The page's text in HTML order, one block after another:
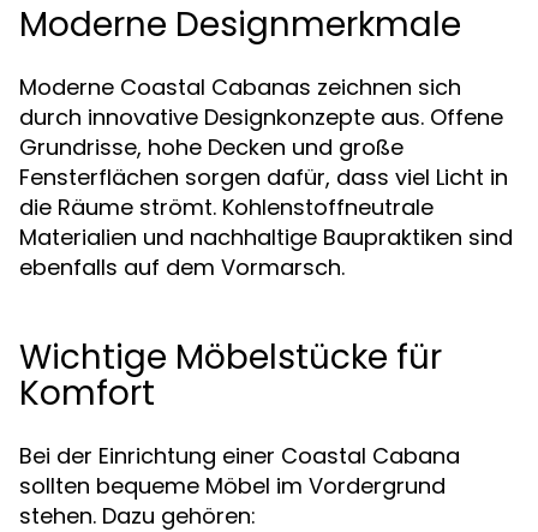
Moderne Designmerkmale
Moderne Coastal Cabanas zeichnen sich
durch innovative Designkonzepte aus. Offene
Grundrisse, hohe Decken und große
Fensterflächen sorgen dafür, dass viel Licht in
die Räume strömt. Kohlenstoffneutrale
Materialien und nachhaltige Baupraktiken sind
ebenfalls auf dem Vormarsch.
Wichtige Möbelstücke für
Komfort
Bei der Einrichtung einer Coastal Cabana
sollten bequeme Möbel im Vordergrund
stehen. Dazu gehören: